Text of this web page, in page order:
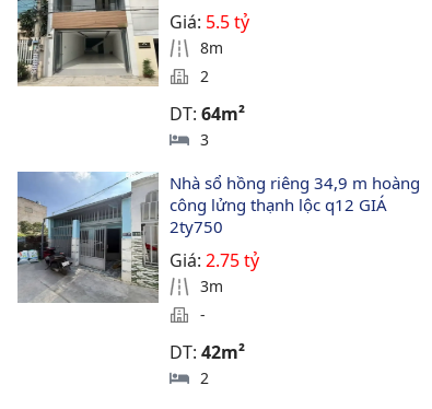
Giá: 5.5 tỷ
8m
2
DT: 64m²
3
Nhà sổ hồng riêng 34,9 m hoàng
công lửng thạnh lộc q12 GIÁ
2ty750
Giá: 2.75 tỷ
3m
-
DT: 42m²
2